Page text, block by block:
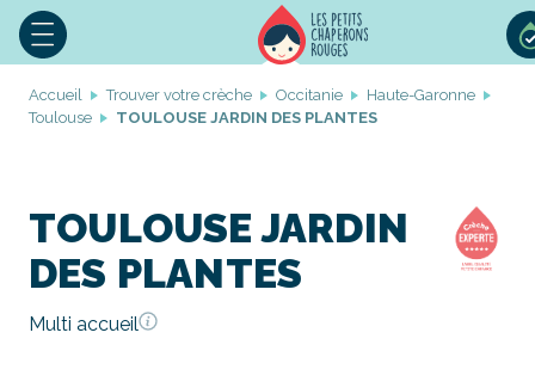
Accueil Trouver votre crèche Occitanie
Haute-Garonne
Toulouse
TOULOUSE JARDIN DES PLANTES
TOULOUSE JARDIN
DES PLANTES
Multi accueil